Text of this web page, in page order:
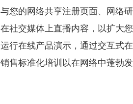
与您的网络共享注册页面、网络
在社交媒体上直播内容，以扩大
运行在线产品演示，通过交互式
销售标准化培训以在网络中蓬勃